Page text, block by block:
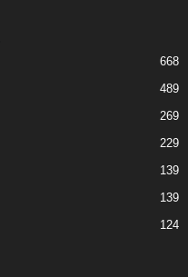
668
489
269
229
139
139
124